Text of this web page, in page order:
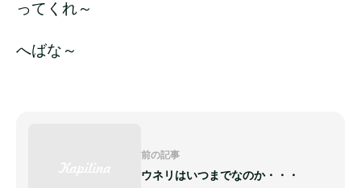
ってくれ～
へばな～
前の記事
ウネリはいつまでなのか・・・